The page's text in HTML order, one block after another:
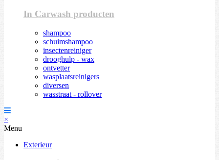
In Carwash producten
shampoo
schuimshampoo
insectenreiniger
drooghulp - wax
ontvetter
wasplaatsreinigers
diversen
wasstraat - rollover
×
Menu
Exterieur